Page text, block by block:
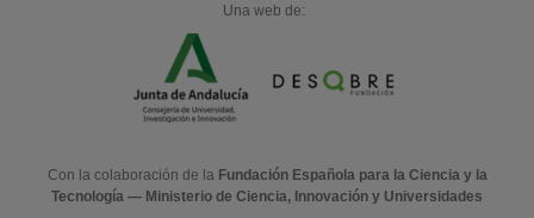
Una web de:
Con la colaboración de la Fundación Española para la Ciencia y la
Tecnología — Ministerio de Ciencia, Innovación y Universidades